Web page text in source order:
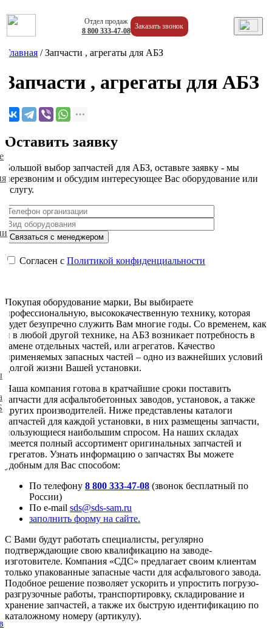
Заказать звонок
Отдел продаж
8 800333-47-08
Главная /Запчасти , агрегаты для АБЗ
Запчасти , агрегаты для АБЗ
Оставить заявку
Большой выбор запчастей для АБЗ, оставьте заявку - мы
пepeзвoним и oбcудим интepecующee Bac oбopудoвaниe или
уcлугу.
Согласен с Политикой конфиденциальности
Покупая оборудование марки, Вы выбираете
профессиональную, высококачественную технику, которая
будет безупречно служить Вам многие годы. Со временем, как
и в любой другой технике, на АБЗ возникает потребность в
замене отдельных частей, или агрегатов. Качество
применяемых запасных частей – одно из важнейших условий
долгой жизни Вашей установки.
Наша компания готова в кратчайшие сроки поставить
запчасти для асфальтобетонных заводов, установок, а также
других производителей. Ниже представлены каталоги
запчастей для каждой установки, в них размещены запчасти,
пользующиеся наибольшим спросом. На наших складах
имеется полный ассортимент оригинальных запчастей и
агрегатов. Узнать информацию о запчастях Вы можете
удобным для Вас способом:
По телефону 8 800 333-47-08 (звонок бесплатный по
России)
По e-mail sds@sds-sam.ru
заполнить форму на сайте.
С Вами будут работать специалисты, регулярно
подтверждающие свою квалификацию на заводе-
изготовителе. Компания «СДС» предлагает своим клиентам
только упакованные запасные части для асфальтового завода.
Подобное решение позволяет ускорить и упростить погрузо-
разгрузочные работы, транспортировку, складирование и
хранение запчастей, а также их быструю идентификацию по
каталожному номеру (артикулу).